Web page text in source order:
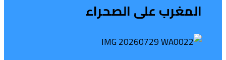
المغرب على الصحراء